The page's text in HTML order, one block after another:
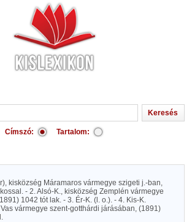
Címszó: Tartalom:
kisközség Máramaros vármegye szigeti j.-ban,
- 2. Alsó-K., kisközség Zemplén vármegye
1042 tót lak. - 3. Ér-K. (l. o.). - 4. Kis-K.
vármegye szent-gotthárdi járásában, (1891)